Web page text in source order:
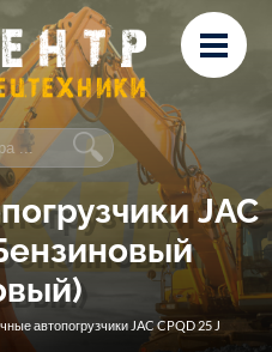
ремонт
JAC
автопогрузчики JAC CPQD 25 J